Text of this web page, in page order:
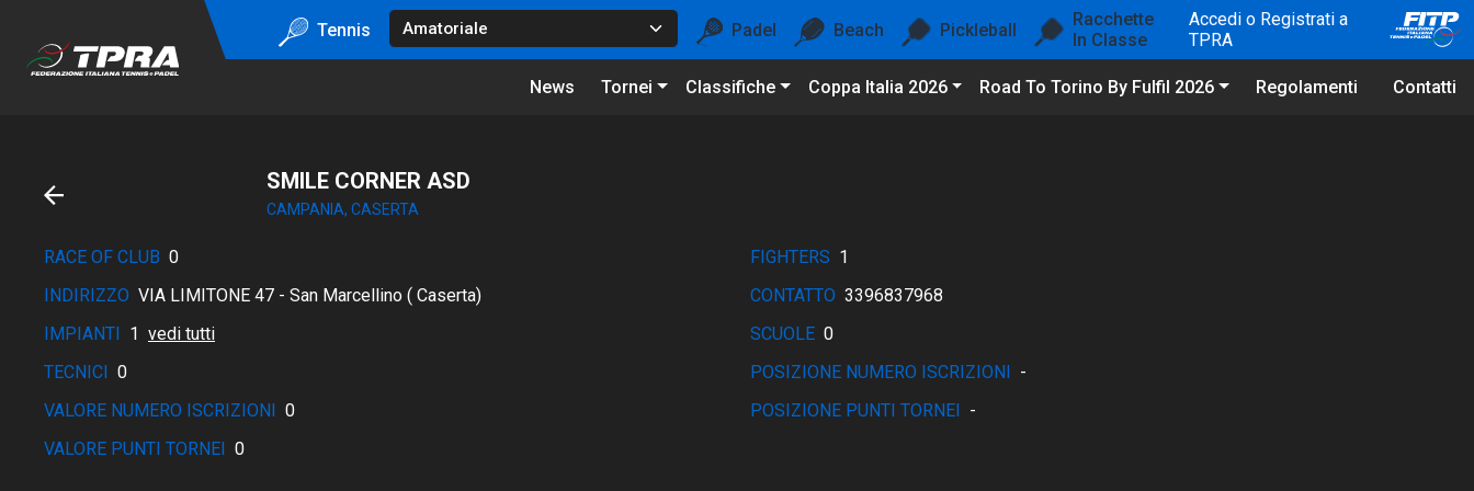
Tennis Padel Beach Pickleball
Racchette
In Classe
Accedi o Registrati a
TPRA
News Tornei Classifiche Coppa Italia 2026 Road To Torino By Fulfil 2026 Regolamenti Contatti
SMILE CORNER ASD
CAMPANIA, CASERTA
RACE OF CLUB 0 FIGHTERS 1
INDIRIZZO VIA LIMITONE 47 - San Marcellino ( Caserta) CONTATTO 3396837968
IMPIANTI 1 vedi tutti SCUOLE 0
TECNICI 0 POSIZIONE NUMERO ISCRIZIONI -
VALORE NUMERO ISCRIZIONI 0 POSIZIONE PUNTI TORNEI -
VALORE PUNTI TORNEI 0